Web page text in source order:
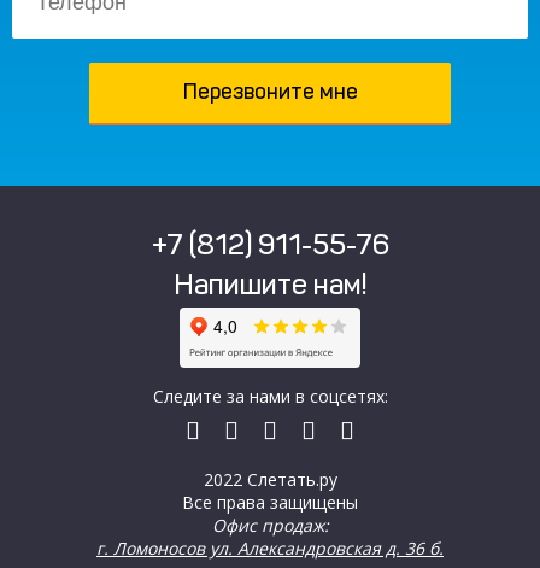
2022 Слетать.ру
Все права защищены
Офис продаж:
г. Ломоносов ул. Александровская д. 36 б.
+7 (812) 911-55-76
Напишите нам!
Следите за нами в соцсетях: